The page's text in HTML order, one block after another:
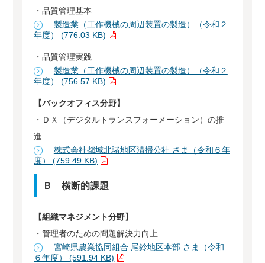
・品質管理基本
製造業（工作機械の周辺装置の製造）（令和２
年度） (776.03 KB)
・品質管理実践
製造業（工作機械の周辺装置の製造）（令和２
年度） (756.57 KB)
【バックオフィス分野】
・ＤＸ（デジタルトランスフォーメーション）の推
進
株式会社都城北諸地区清掃公社 さま（令和６年
度） (759.49 KB)
Ｂ 横断的課題
【組織マネジメント分野】
・管理者のための問題解決力向上
宮崎県農業協同組合 尾鈴地区本部 さま（令和
６年度） (591.94 KB)